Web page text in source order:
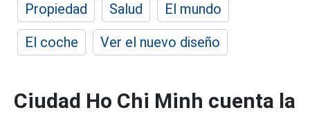
Propiedad
Salud
El mundo
El coche
Ver el nuevo diseño
Ciudad Ho Chi Minh cuenta la